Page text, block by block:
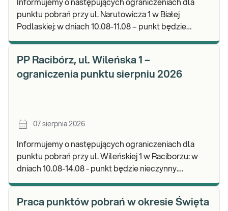
Informujemy o następujących ograniczeniach dla
punktu pobrań przy ul. Narutowicza 1 w Białej
Podlaskiej: w dniach 10.08-11.08 – punkt będzie
PP Racibórz, ul. Wileńska 1 –
ograniczenia punktu sierpniu 2026
07 sierpnia 2026
Informujemy o następujących ograniczeniach dla
punktu pobrań przy ul. Wileńskiej 1 w Raciborzu: w
dniach 10.08-14.08 - punkt będzie nieczynny.
Praca punktów pobrań w okresie Święta